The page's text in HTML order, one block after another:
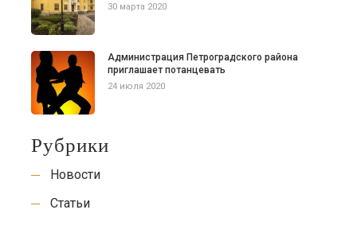
30 марта 2020
Администрация Петроградского района
приглашает потанцевать
24 июля 2020
Рубрики
Новости
Статьи